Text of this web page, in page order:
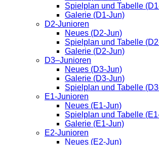
Spielplan und Tabelle
Galerie (D1-Jun)
D2-Junioren
Neues (D2-Jun)
Spielplan und Tabelle
Galerie (D2-Jun)
D3–Junioren
Neues (D3-Jun)
Galerie (D3-Jun)
Spielplan und Tabelle
E1-Junioren
Neues (E1-Jun)
Spielplan und Tabelle
Galerie (E1-Jun)
E2-Junioren
Neues (E2-Jun)